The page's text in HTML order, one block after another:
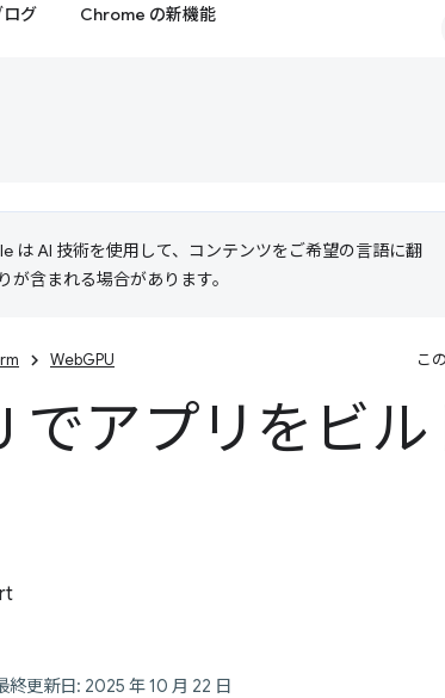
ログ Chrome の新機能
は AI 技術を使用して、コンテンツをご希望の言語に翻
含まれる場合があります。
WebGPU こ
でアプリをビル
更新日: 2025 年 10 月 22 日